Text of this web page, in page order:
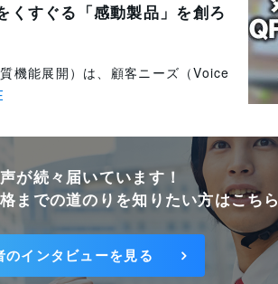
くすぐる「感動製品」を創ろ
能展開）は、顧客ニーズ（Voice
が続々届いています！
までの道のりを知りたい方はこちら
のインタビューを見る